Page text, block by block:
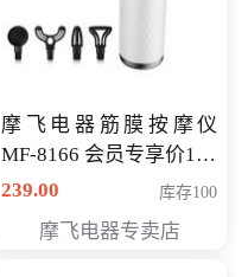
摩飞电器筋膜按摩仪
MF-8166 会员专享价168
元
239.00 库存100
摩飞电器专卖店